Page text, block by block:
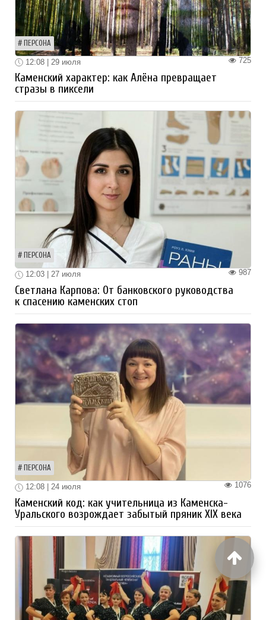
ПЕРСОНА
725
12:08 | 29 июля
Каменский характер: как Алёна превращает
стразы в пиксели
ПЕРСОНА
987
12:03 | 27 июля
Светлана Карпова: От банковского руководства
к спасению каменских стоп
ПЕРСОНА
1076
12:08 | 24 июля
Каменский код: как учительница из Каменска-
Уральского возрождает забытый пряник XIX века